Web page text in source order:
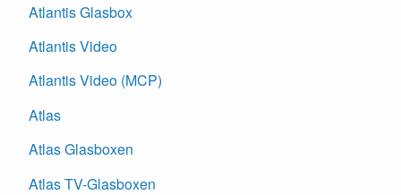
Atlantis Glasbox
Atlantis Video
Atlantis Video (MCP)
Atlas
Atlas Glasboxen
Atlas TV-Glasboxen